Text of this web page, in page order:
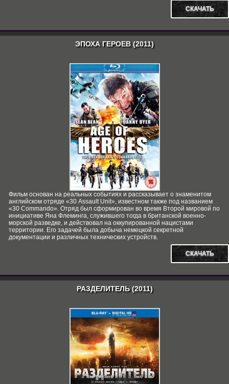
СКАЧАТЬ
ЭПОХА ГЕРОЕВ (2011)
Фильм основан на реальных событиях и рассказывает о знаменитом
английском отряде «30 Assault Unit», известном также под названием
«30 Commando». Отряд был сформирован во время Второй мировой по
инициативе Яна Флеминга, служившего тогда в британской военно-
морской разведке, и действовал на оккупированной нацистами
территории. Его задачей была добыча немецкой секретной
документации и различных технических устройств.
СКАЧАТЬ
РАЗДЕЛИТЕЛЬ (2011)